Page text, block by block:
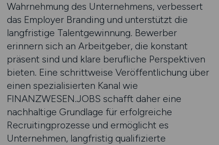
Wahrnehmung des Unternehmens, verbessert
das Employer Branding und unterstützt die
langfristige Talentgewinnung. Bewerber
erinnern sich an Arbeitgeber, die konstant
präsent sind und klare berufliche Perspektiven
bieten. Eine schrittweise Veröffentlichung über
einen spezialisierten Kanal wie
FINANZWESEN.JOBS schafft daher eine
nachhaltige Grundlage für erfolgreiche
Recruitingprozesse und ermöglicht es
Unternehmen, langfristig qualifizierte